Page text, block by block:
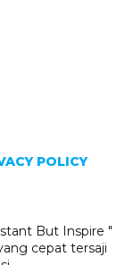
POLICY
But Inspire "
cepat tersaji